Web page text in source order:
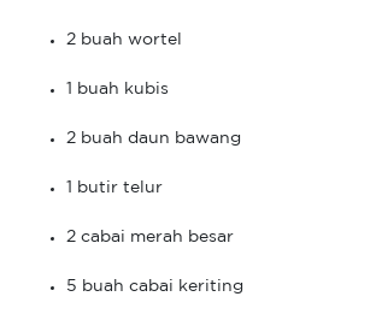
2 buah wortel
1 buah kubis
2 buah daun bawang
1 butir telur
2 cabai merah besar
5 buah cabai keriting